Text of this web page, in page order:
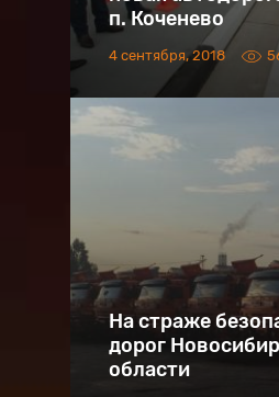
п. Коченево
4 сентября, 2018
На страже
дорог
области